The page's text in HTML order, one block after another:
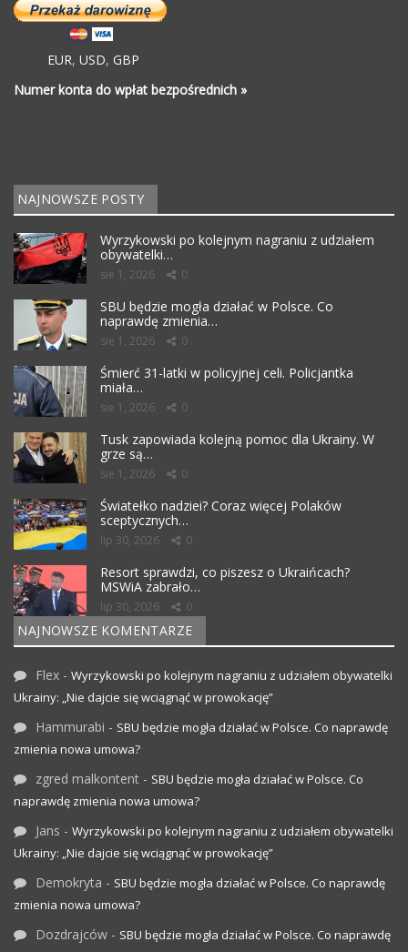
EUR, USD, GBP
Numer konta do wpłat bezpośrednich »
NAJNOWSZE POSTY
Wyrzykowski po kolejnym nagraniu z udziałem
obywatelki…
sie 1, 2026 0
SBU będzie mogła działać w Polsce. Co
naprawdę zmienia…
sie 1, 2026 0
Śmierć 31-latki w policyjnej celi. Policjantka
miała…
sie 1, 2026 0
Tusk zapowiada kolejną pomoc dla Ukrainy. W
grze są…
sie 1, 2026 0
Światełko nadziei? Coraz więcej Polaków
sceptycznych…
lip 30, 2026 0
Resort sprawdzi, co piszesz o Ukraińcach?
MSWiA zabrało…
lip 30, 2026 0
NAJNOWSZE KOMENTARZE
Flex - Wyrzykowski po kolejnym nagraniu z udziałem obywatelki
Ukrainy: „Nie dajcie się wciągnąć w prowokację”
Hammurabi - SBU będzie mogła działać w Polsce. Co naprawdę
zmienia nowa umowa?
zgred malkontent - SBU będzie mogła działać w Polsce. Co
naprawdę zmienia nowa umowa?
Jans - Wyrzykowski po kolejnym nagraniu z udziałem obywatelki
Ukrainy: „Nie dajcie się wciągnąć w prowokację”
Demokryta - SBU będzie mogła działać w Polsce. Co naprawdę
zmienia nowa umowa?
Dozdrajców - SBU będzie mogła działać w Polsce. Co naprawdę